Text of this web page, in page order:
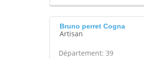
Bruno perret Cogna
Artisan
Département: 39